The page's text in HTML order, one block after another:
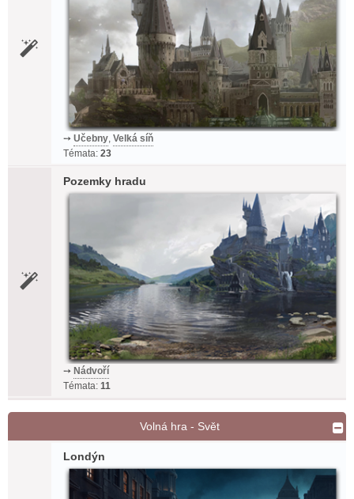
➙ Učebny, Velká síň
Témata: 23
Pozemky hradu
➙ Nádvoří
Témata: 11
Volná hra - Svět
Londýn